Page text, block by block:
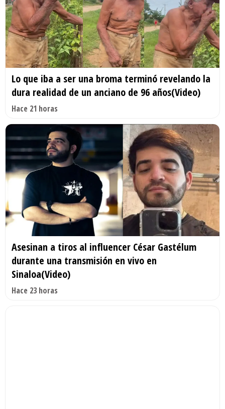
Lo que iba a ser una broma terminó revelando la
dura realidad de un anciano de 96 años(Video)
Hace 21 horas
Asesinan a tiros al influencer César Gastélum
durante una transmisión en vivo en
Sinaloa(Video)
Hace 23 horas